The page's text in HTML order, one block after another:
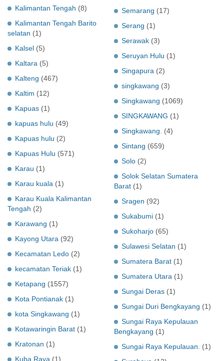
Kalimantan Tengah (8)
Kalimantan Tengah Barito
selatan (1)
Kalsel (5)
Kaltara (5)
Kalteng (467)
Kaltim (12)
Kapuas (1)
kapuas hulu (49)
Kapuas hulu (2)
Kapuas Hulu (571)
Karau (1)
Karau kuala (1)
Karau Kuala Kalimantan
Tengah (2)
Karawang (1)
Kayong Utara (92)
Kecamatan Ledo (2)
kecamatan Teriak (1)
Ketapang (1557)
Kota Pontianak (1)
kota Singkawang (1)
Kotawaringin Barat (1)
Kratonan (1)
Kuba Raya (1)
Semarang (17)
Serang (1)
Serawak (3)
Seruyan Hulu (1)
Singapura (2)
singkawang (3)
Singkawang (1069)
SINGKAWANG (1)
Singkawang.
(4)
Sintang (659)
Solo (2)
Solok Selatan Sumatera
Barat (1)
Sragen (92)
Sukabumi (1)
Sukoharjo (65)
Sulawesi Selatan (1)
Sumatera Barat (1)
Sumatera Utara (1)
Sungai Deras (1)
Sungai Duri Bengkayang (1)
Sungai Raya Kepulauan
Bengkayang (1)
Sungai Raya Kepulauan.
(1)